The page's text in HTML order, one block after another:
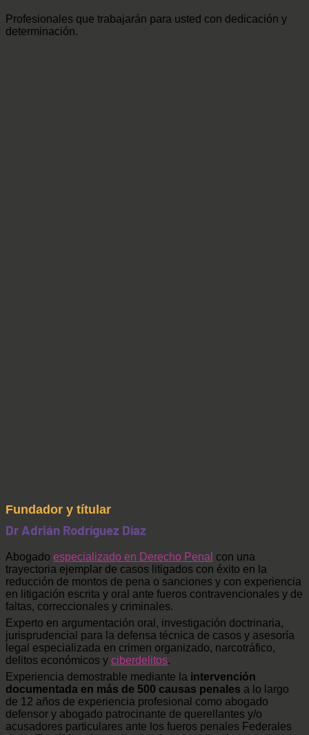
Profesionales que trabajarán para usted con dedicación y
determinación.
Fundador y títular
Dr Adrián Rodríguez Díaz
Abogado especializado en Derecho Penal con una
trayectoria ejemplar de casos litigados con éxito en la
reducción de montos de pena o sanciones y con experiencia
en litigación escrita y oral ante fueros contravencionales y de
faltas, correccionales y criminales.
Experto en argumentación oral, investigación doctrinaria,
jurisprudencial para la defensa técnica de casos y asesoría
legal especializada en crimen organizado, narcotráfico,
delitos económicos y ciberdelitos.
Experiencia demostrable mediante la intervención
documentada en más de 500 causas penales a lo largo
de 12 años de experiencia profesional como abogado
defensor y abogado patrocinante de querellantes y/o
acusadores particulares ante los fueros penales Federales